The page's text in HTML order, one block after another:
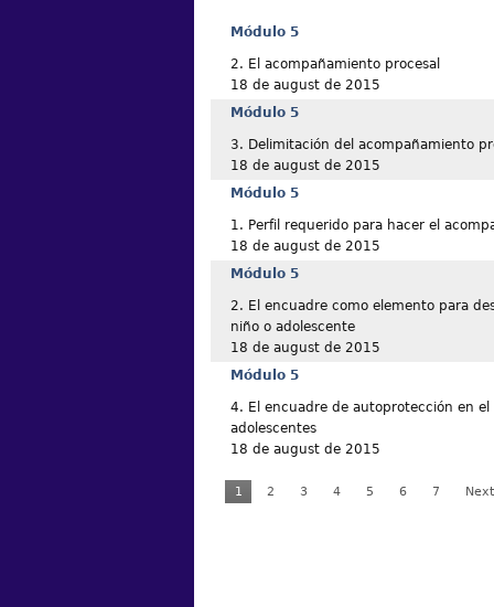
Módulo 5
2. El acompañamiento procesal
18 de august de 2015
Módulo 5
3. Delimitación del acompañamiento
18 de august de 2015
Módulo 5
1. Perfil requerido para hacer el
18 de august de 2015
Módulo 5
2. El encuadre como elemento para
niño o adolescente
18 de august de 2015
Módulo 5
4. El encuadre de autoprotección en
adolescentes
18 de august de 2015
1 2 3 4 5 6 7